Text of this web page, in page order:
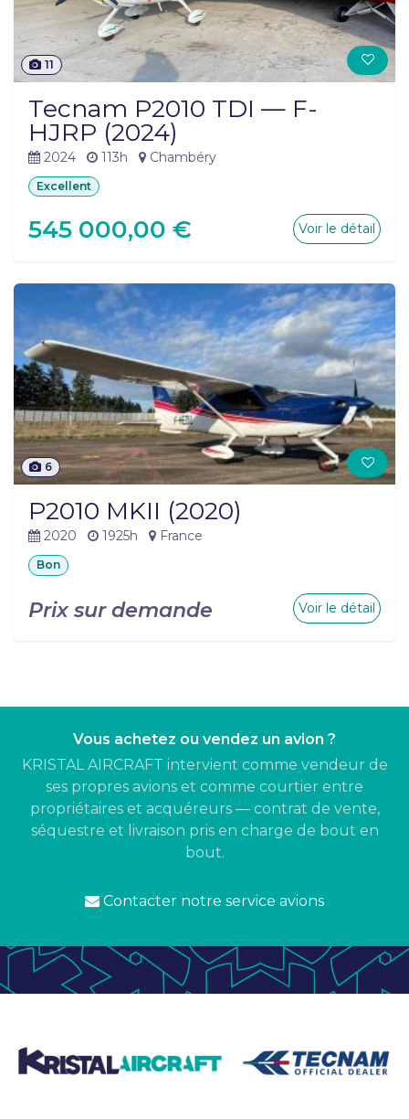
11
Tecnam P2010 TDI — F-
HJRP (2024)
2024 113h Chambéry
Excellent
545 000,00 € Voir le détail
6
P2010 MKII (2020)
2020 1925h France
Bon
Prix sur demande Voir le détail
Vous achetez ou vendez un avion ?
KRISTAL AIRCRAFT intervient comme vendeur de
ses propres avions et comme courtier entre
propriétaires et acquéreurs — contrat de vente,
séquestre et livraison pris en charge de bout en
bout.
Contacter notre service avions